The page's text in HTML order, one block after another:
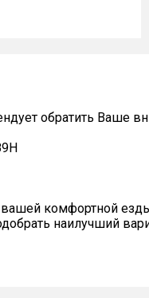
обратить Ваше
комфортной
наилучший